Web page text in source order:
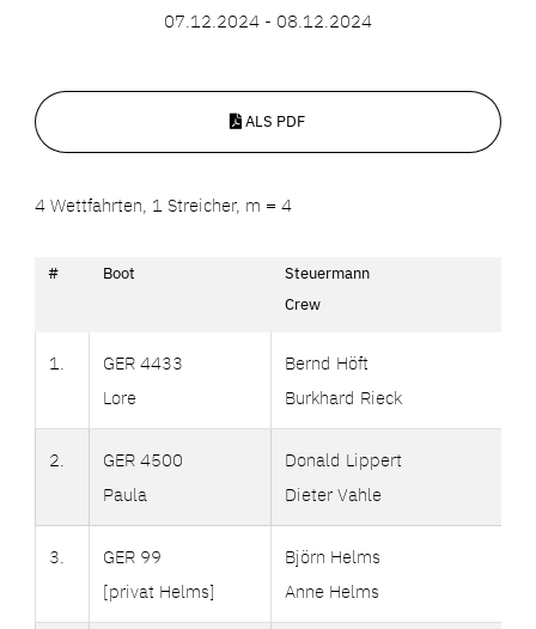
07.12.2024 - 08.12.2024
ALS PDF
4 Wettfahrten, 1 Streicher, m = 4
# Boot
Steuermann
Crew
1.
GER 4433
Lore
Bernd Höft
Burkhard Rieck
2.
GER 4500
Paula
Donald Lippert
Dieter Vahle
3.
GER 99
[privat Helms]
Björn Helms
Anne Helms